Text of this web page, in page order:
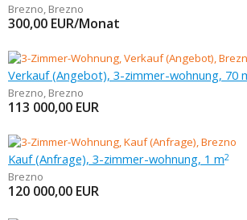
Brezno, Brezno
300,00 EUR/Monat
Verkauf (Angebot), 3-zimmer-wohnung, 70
Brezno, Brezno
113 000,00 EUR
Kauf (Anfrage), 3-zimmer-wohnung, 1 m2
Brezno
120 000,00 EUR